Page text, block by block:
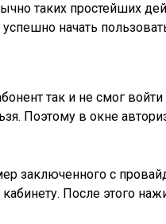
таких простейших
начать
так и не смог
Поэтому в окне
заключенного с
После этого